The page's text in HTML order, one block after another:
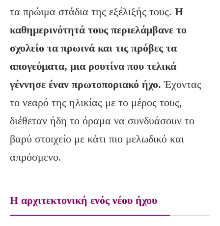
τα πρώιμα στάδια της εξέλιξής τους. Η
καθημερινότητά τους περιελάμβανε το
σχολείο τα πρωινά και τις πρόβες τα
απογεύματα, μια ρουτίνα που τελικά
γέννησε έναν πρωτοποριακό ήχο. Έχοντας
το νεαρό της ηλικίας με το μέρος τους,
διέθεταν ήδη το όραμα να συνδυάσουν το
βαρύ στοιχείο με κάτι πιο μελωδικό και
απρόσμενο.
Η αρχιτεκτονική ενός νέου ήχου